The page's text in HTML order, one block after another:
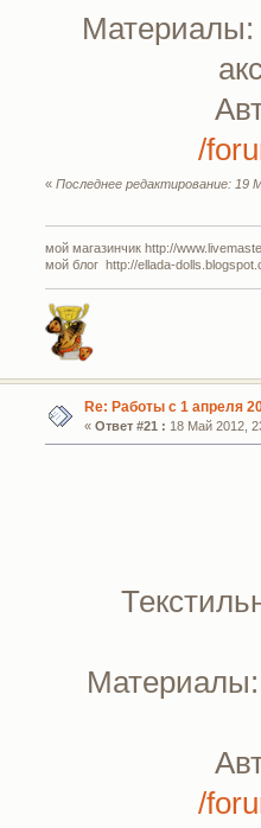
Материалы:
/
«Последнее редактирование: 19
мой магазинчик http://
мой блог http://ellada-
Re: Работы с 1 апреля
« Ответ #21 : 18 Май 2012,
Материалы:
/